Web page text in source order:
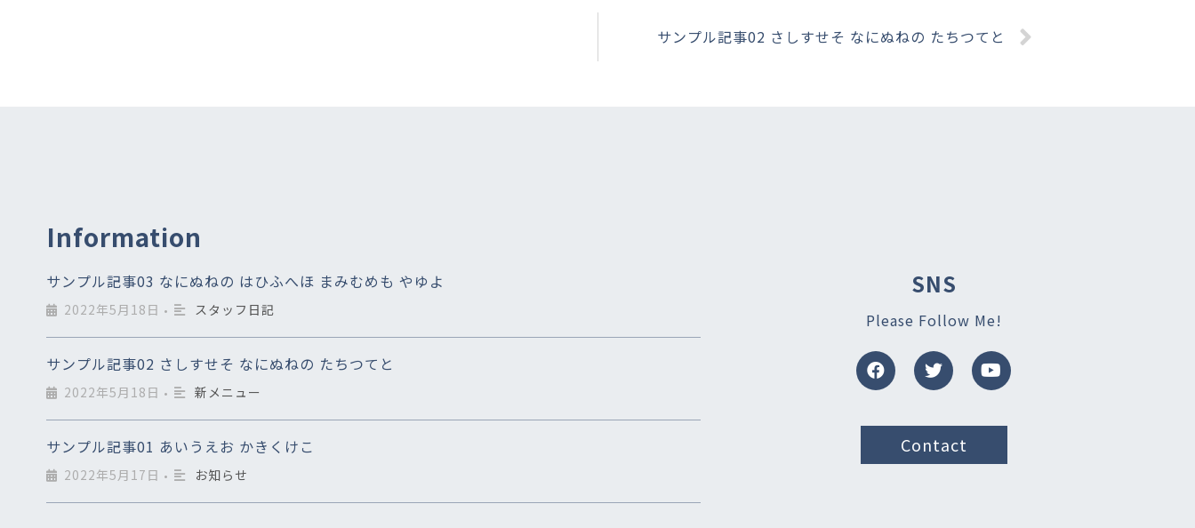
サンプル記事02 さしすせそ なにぬねの たちつてと
Information
サンプル記事03 なにぬねの はひふへほ まみむめも やゆよ
2022年5月18日 • スタッフ日記
サンプル記事02 さしすせそ なにぬねの たちつてと
2022年5月18日 • 新メニュー
サンプル記事01 あいうえお かきくけこ
2022年5月17日 • お知らせ
SNS
Please Follow Me!
Contact